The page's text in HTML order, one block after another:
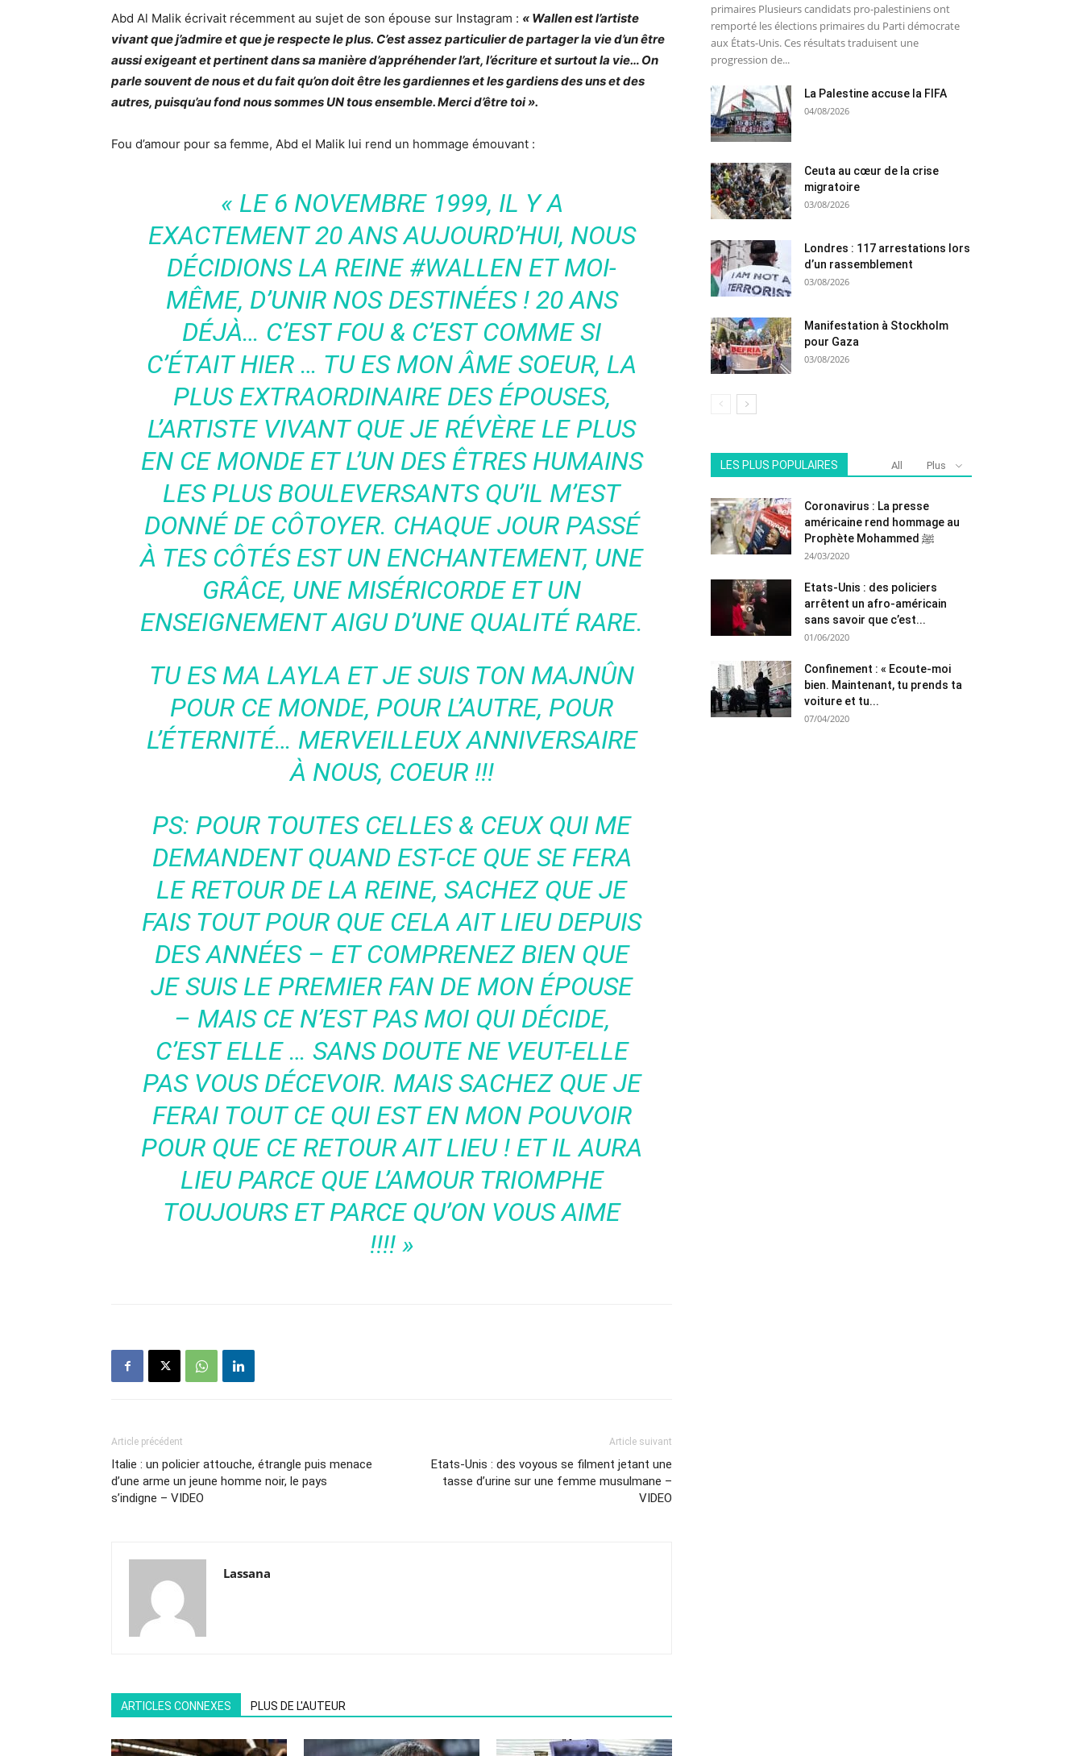
Abd Al Malik écrivait récemment au sujet de son épouse sur Instagram : « Wallen est l’artiste
vivant que j’admire et que je respecte le plus. C’est assez particulier de partager la vie d’un être
aussi exigeant et pertinent dans sa manière d’appréhender l’art, l’écriture et surtout la vie… On
parle souvent de nous et du fait qu’on doit être les gardiennes et les gardiens des uns et des
autres, puisqu’au fond nous sommes UN tous ensemble. Merci d’être toi ».
Fou d’amour pour sa femme, Abd el Malik lui rend un hommage émouvant :
« LE 6 NOVEMBRE 1999, IL Y A
EXACTEMENT 20 ANS AUJOURD’HUI, NOUS
DÉCIDIONS LA REINE #WALLEN ET MOI-
MÊME, D’UNIR NOS DESTINÉES ! 20 ANS
DÉJÀ… C’EST FOU & C’EST COMME SI
C’ÉTAIT HIER … TU ES MON ÂME SOEUR, LA
PLUS EXTRAORDINAIRE DES ÉPOUSES,
L’ARTISTE VIVANT QUE JE RÉVÈRE LE PLUS
EN CE MONDE ET L’UN DES ÊTRES HUMAINS
LES PLUS BOULEVERSANTS QU’IL M’EST
DONNÉ DE CÔTOYER. CHAQUE JOUR PASSÉ
À TES CÔTÉS EST UN ENCHANTEMENT, UNE
GRÂCE, UNE MISÉRICORDE ET UN
ENSEIGNEMENT AIGU D’UNE QUALITÉ RARE.
TU ES MA LAYLA ET JE SUIS TON MAJNÛN
POUR CE MONDE, POUR L’AUTRE, POUR
L’ÉTERNITÉ… MERVEILLEUX ANNIVERSAIRE
À NOUS, COEUR !!!
PS: POUR TOUTES CELLES & CEUX QUI ME
DEMANDENT QUAND EST-CE QUE SE FERA
LE RETOUR DE LA REINE, SACHEZ QUE JE
FAIS TOUT POUR QUE CELA AIT LIEU DEPUIS
DES ANNÉES – ET COMPRENEZ BIEN QUE
JE SUIS LE PREMIER FAN DE MON ÉPOUSE
– MAIS CE N’EST PAS MOI QUI DÉCIDE,
C’EST ELLE … SANS DOUTE NE VEUT-ELLE
PAS VOUS DÉCEVOIR. MAIS SACHEZ QUE JE
FERAI TOUT CE QUI EST EN MON POUVOIR
POUR QUE CE RETOUR AIT LIEU ! ET IL AURA
LIEU PARCE QUE L’AMOUR TRIOMPHE
TOUJOURS ET PARCE QU’ON VOUS AIME
!!!! »
Article précédent
Italie : un policier attouche, étrangle puis menace
d’une arme un jeune homme noir, le pays
s’indigne – VIDEO
Article suivant
Etats-Unis : des voyous se filment jetant une
tasse d’urine sur une femme musulmane –
VIDEO
Lassana
ARTICLES CONNEXES PLUS DE L'AUTEUR
primaires Plusieurs candidats pro-palestiniens ont
remporté les élections primaires du Parti démocrate
aux États-Unis. Ces résultats traduisent une
progression de...
La Palestine accuse la FIFA
04/08/2026
Ceuta au cœur de la crise
migratoire
03/08/2026
Londres : 117 arrestations lors
d’un rassemblement
03/08/2026
Manifestation à Stockholm
pour Gaza
03/08/2026
LES PLUS POPULAIRES All Plus
Coronavirus : La presse
américaine rend hommage au
Prophète Mohammed ﷺ
24/03/2020
Etats-Unis : des policiers
arrêtent un afro-américain
sans savoir que c’est...
01/06/2020
Confinement : « Ecoute-moi
bien. Maintenant, tu prends ta
voiture et tu...
07/04/2020